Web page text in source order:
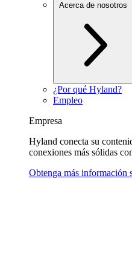
Acerca de nosotros
¿Por qué Hyland?
Empleo
Empresa
Hyland conecta su
conexiones más sólidas
Obtenga más información